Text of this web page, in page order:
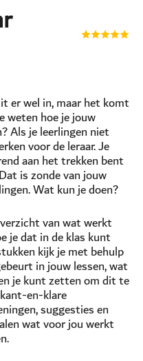
er wel in, maar het komt
weten hoe je jouw
Als je leerlingen niet
voor de leraar. Je
aan het trekken bent
is zonde van jouw
Wat kun je doen?
van wat werkt
je dat in de klas kunt
kijk je met behulp
in jouw lessen, wat
je kunt zetten om dit te
en-klare
suggesties en
wat voor jou werkt